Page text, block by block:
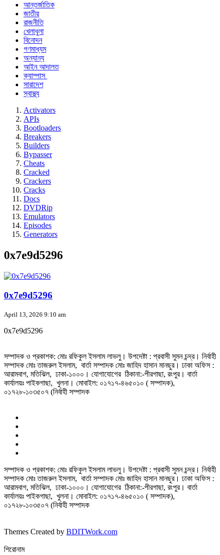
আন্তর্জাতিক
জাতীয়
রাজনীতি
খেলাধুলা
বিনোদন
গণমাধ্যম
অন্যান্য
আইন আদালত
ক্যাম্পাস
সারাদেশ
স্বাস্থ্য
Activators
APIs
Bootloaders
Breakers
Builders
Bypasser
Cheats
Cracked
Crackers
Cracks
Docs
DVDRip
Emulators
Episodes
Generators
0x7e9d5296
0x7e9d5296
April 13, 2026 9:10 am
0x7e9d5296
সম্পাদক ও প্রকাশক: মোঃ রফিকুল ইসলাম লাভলু। উপদেষ্টা : প্রবাসী সুমন চন্দ্র। নির্বাহী
সম্পাদক মোঃ তাজরুল‌‌ ইসলাম, বার্তা সম্পাদক মোঃ জাহিদ হাসান মানছুর। ঢাকা অফিস :
আরামবাগ, মতিঝিল, ঢাকা-১০০০। যোগাযোগের ঠিকানা:-পীরগাছা‌, রংপুর। বার্তা
কার্যালয়ঃ পাইকগাছা, খুলনা। মোবাইল: ০১৭১৭-৪৬৫০১০ ( সম্পাদক),
০১৭২৮-১০৩৫০৭ (নির্বাহী সম্পাদক
সম্পাদক ও প্রকাশক: মোঃ রফিকুল ইসলাম লাভলু। উপদেষ্টা : প্রবাসী সুমন চন্দ্র। নির্বাহী
সম্পাদক মোঃ তাজরুল‌‌ ইসলাম, বার্তা সম্পাদক মোঃ জাহিদ হাসান মানছুর। ঢাকা অফিস :
আরামবাগ, মতিঝিল, ঢাকা-১০০০। যোগাযোগের ঠিকানা:-পীরগাছা‌, রংপুর। বার্তা
কার্যালয়ঃ পাইকগাছা, খুলনা। মোবাইল: ০১৭১৭-৪৬৫০১০ ( সম্পাদক),
০১৭২৮-১০৩৫০৭ (নির্বাহী সম্পাদক
Themes Created by BDITWork.com
শিরোনাম